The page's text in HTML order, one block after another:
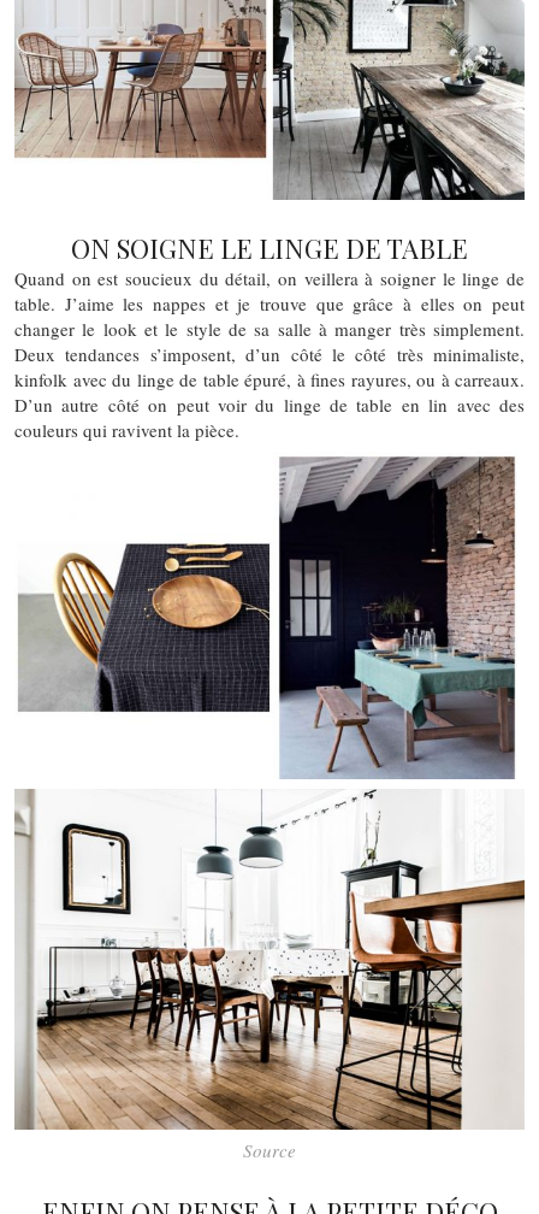
ON SOIGNE LE LINGE DE TABLE
Quand on est soucieux du détail, on veillera à soigner le linge de
table. J’aime les nappes et je trouve que grâce à elles on peut
changer le look et le style de sa salle à manger très simplement.
Deux tendances s’imposent, d’un côté le côté très minimaliste,
kinfolk avec du linge de table épuré, à fines rayures, ou à carreaux.
D’un autre côté on peut voir du linge de table en lin avec des
couleurs qui ravivent la pièce.
Source